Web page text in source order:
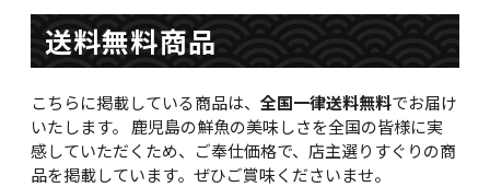
送料無料商品
こちらに掲載している商品は、全国一律送料無料でお届け
いたします。 鹿児島の鮮魚の美味しさを全国の皆様に実
感していただくため、ご奉仕価格で、店主選りすぐりの商
品を掲載しています。ぜひご賞味くださいませ。